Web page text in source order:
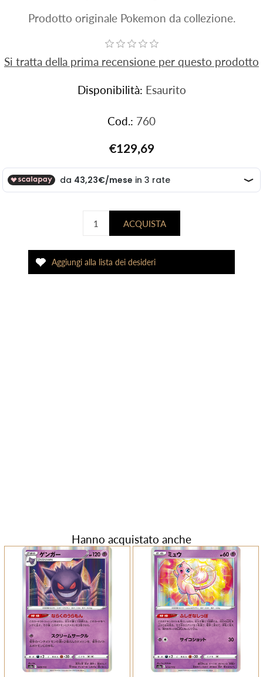
Prodotto originale Pokemon da collezione.
Si tratta della prima recensione per questo prodotto
Disponibilità: Esaurito
Cod.: 760
€129,69
Hanno acquistato anche